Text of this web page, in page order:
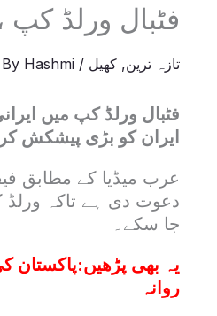
فٹبال ورلڈ
تازہ ترین, کھیل /
Hashmi
فٹبال ورلڈ کپ میں
ایران کو بڑی پیشکش
عرب میڈیا کے مطابق
دعوت دی ہے تاکہ
جا سکے۔
یہ بھی پڑھیں:
روانہ